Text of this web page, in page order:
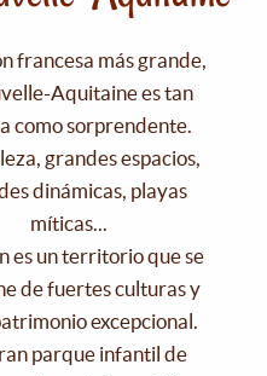
francesa más grande,
Aquitaine es tan
como sorprendente.
grandes espacios,
dinámicas, playas
míticas...
es un territorio que se
de fuertes culturas y
excepcional.
parque infantil de